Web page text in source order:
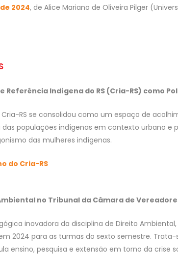
2024, de Alice Mariano de Oliveira Pilger
Referência Indígena do RS (Cria-RS) como
Cria-RS se consolidou como um espaço de
populações indígenas em contexto urbano e
das mulheres indígenas.
do Cria-RS
no Tribunal da Câmara de
inovadora da disciplina de Direito
2024 para as turmas do sexto semestre.
ensino, pesquisa e extensão em torno da crise